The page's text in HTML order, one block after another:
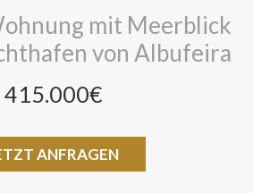
mit Meerblick
von Albufeira
415.000€
ANFRAGEN